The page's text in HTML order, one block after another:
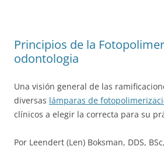
Principios de la
odontologia
Una visión general de las
diversas lámparas de
clínicos a elegir la correcta para su
Por Leendert (Len) Boksman, DDS,